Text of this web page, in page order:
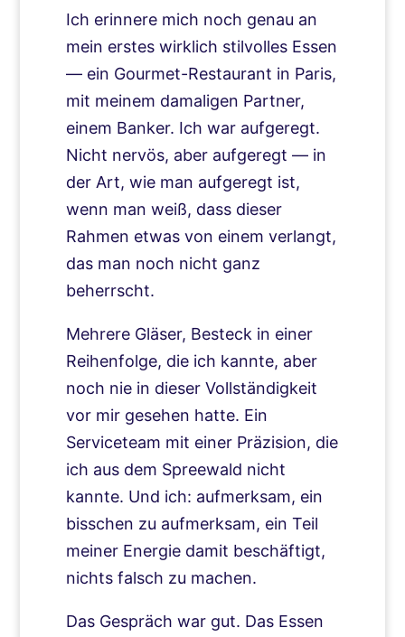
Ich erinnere mich noch genau an
mein erstes wirklich stilvolles Essen
— ein Gourmet-Restaurant in Paris,
mit meinem damaligen Partner,
einem Banker. Ich war aufgeregt.
Nicht nervös, aber aufgeregt — in
der Art, wie man aufgeregt ist,
wenn man weiß, dass dieser
Rahmen etwas von einem verlangt,
das man noch nicht ganz
beherrscht.
Mehrere Gläser, Besteck in einer
Reihenfolge, die ich kannte, aber
noch nie in dieser Vollständigkeit
vor mir gesehen hatte. Ein
Serviceteam mit einer Präzision, die
ich aus dem Spreewald nicht
kannte. Und ich: aufmerksam, ein
bisschen zu aufmerksam, ein Teil
meiner Energie damit beschäftigt,
nichts falsch zu machen.
Das Gespräch war gut. Das Essen